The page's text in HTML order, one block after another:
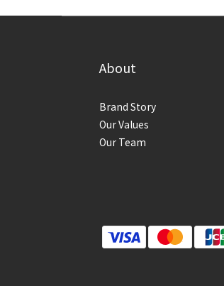
About
Brand Story
Our Values
Our Team